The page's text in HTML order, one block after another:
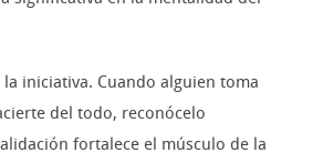
iniciativa. Cuando alguien toma
del todo, reconócelo
fortalece el músculo de la